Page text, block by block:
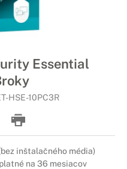
Essential
HSE-10PC3R
inštalačného média)
na 36 mesiacov